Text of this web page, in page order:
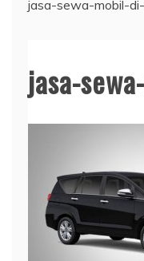
jasa-sewa-mobil-
jasa-